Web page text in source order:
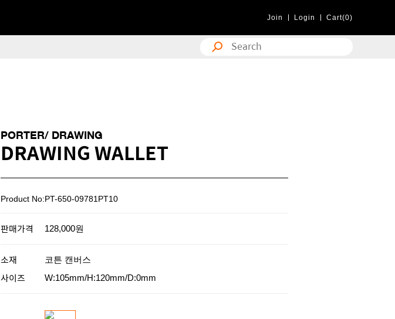
Join Login Cart(0)
PORTER/ DRAWING
DRAWING WALLET
Product No:PT-650-09781PT10
판매가격 128,000원
소재 코튼 캔버스
사이즈 W:105mm/H:120mm/D:0mm